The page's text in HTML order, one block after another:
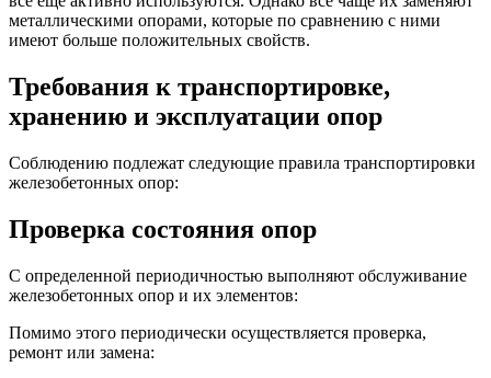
металлическими опорами, которые по сравнению с ними
имеют больше положительных свойств.
Требования к транспортировке,
хранению и эксплуатации опор
Соблюдению подлежат следующие правила транспортировки
железобетонных опор:
Проверка состояния опор
С определенной периодичностью выполняют обслуживание
железобетонных опор и их элементов:
Помимо этого периодически осуществляется проверка,
ремонт или замена: